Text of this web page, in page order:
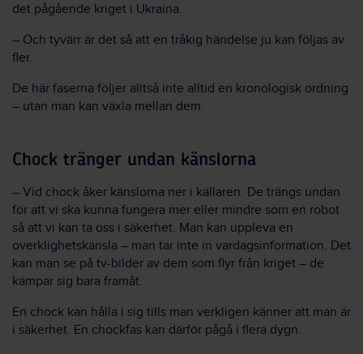
det pågående kriget i Ukraina.
– Och tyvärr är det så att en tråkig händelse ju kan följas av
fler.
De här faserna följer alltså inte alltid en kronologisk ordning
– utan man kan växla mellan dem.
Chock tränger undan känslorna
– Vid chock åker känslorna ner i källaren. De trängs undan
för att vi ska kunna fungera mer eller mindre som en robot
så att vi kan ta oss i säkerhet. Man kan uppleva en
overklighetskänsla – man tar inte in vardagsinformation. Det
kan man se på tv-bilder av dem som flyr från kriget – de
kämpar sig bara framåt.
En chock kan hålla i sig tills man verkligen känner att man är
i säkerhet. En chockfas kan därför pågå i flera dygn.